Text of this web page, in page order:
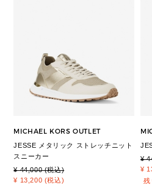
MICHAEL KORS OUTLET
JESSE メタリック ストレッチニット
スニーカー
¥ 44,000 (税込)
¥ 13,200 (税込)
¥
¥
残